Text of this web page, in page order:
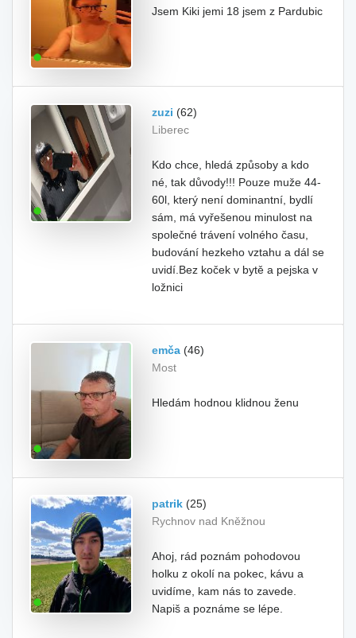
Jsem Kiki jemi 18 jsem z Pardubic
zuzi (62)
Liberec
Kdo chce, hledá způsoby a kdo
né, tak důvody!!! Pouze muže 44-
60l, který není dominantní, bydlí
sám, má vyřešenou minulost na
společné trávení volného času,
budování hezkeho vztahu a dál se
uvidí.Bez koček v bytě a pejska v
ložnici
emča (46)
Most
Hledám hodnou klidnou ženu
patrik (25)
Rychnov nad Kněžnou
Ahoj, rád poznám pohodovou
holku z okolí na pokec, kávu a
uvidíme, kam nás to zavede.
Napiš a poznáme se lépe.